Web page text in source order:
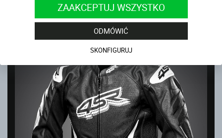
ZAAKCEPTUJ WSZYSTKO
ODMÓWIĆ
SKONFIGURUJ
na magazynie
119